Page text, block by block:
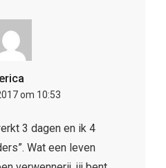
erica
om 10:53
3 dagen en ik 4
Wat een leven